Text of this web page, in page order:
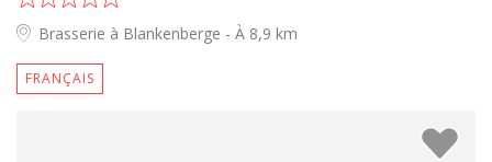
Brasserie à Blankenberge - À 8,9 km
FRANÇAIS